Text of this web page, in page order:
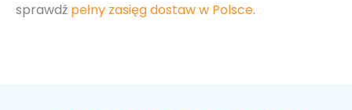
sprawdź pełny zasięg dostaw w Polsce.